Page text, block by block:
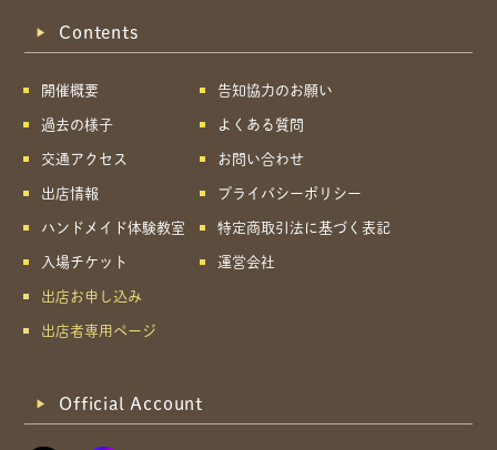
Contents
開催概要
過去の様子
交通アクセス
出店情報
ハンドメイド体験教室
入場チケット
出店お申し込み
出店者専用ページ
告知協力のお願い
よくある質問
お問い合わせ
プライバシーポリシー
特定商取引法に基づく表記
運営会社
Official Account